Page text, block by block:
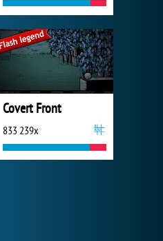
Covert Front
833 239x